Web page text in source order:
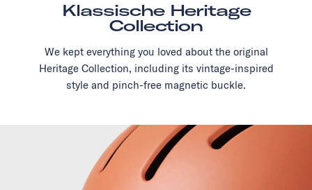
Klassische Heritage
Collection
We kept everything you loved about the original
Heritage Collection, including its vintage-inspired
style and pinch-free magnetic buckle.